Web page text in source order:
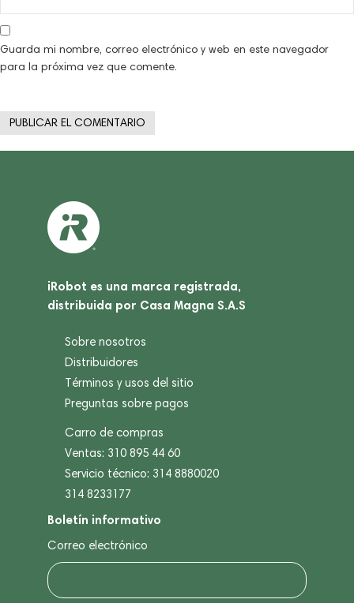
Guarda mi nombre, correo electrónico y web en este navegador
para la próxima vez que comente.
iRobot es una marca registrada,
distribuida por Casa Magna S.A.S
Sobre nosotros
Distribuidores
Términos y usos del sitio
Preguntas sobre pagos
Carro de compras
Ventas: 310 895 44 60
Servicio técnico: 314 8880020
314 8233177
Boletín informativo
Correo electrónico